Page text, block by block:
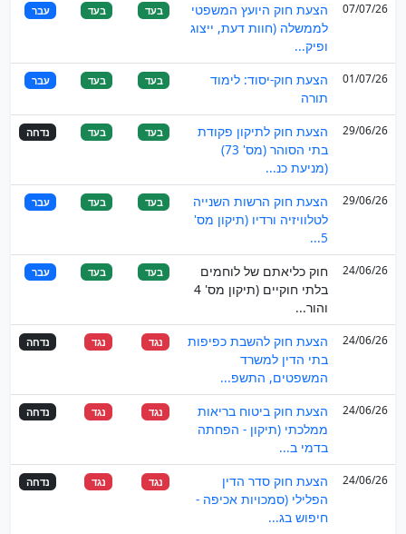
07/07/26
הצעת חוק היועץ המשפטי
לממשלה (חוות דעת, ייצוג
ופיק...
בעד בעד עבר
01/07/26
הצעת חוק-יסוד: לימוד
תורה
בעד בעד עבר
29/06/26
הצעת חוק לתיקון פקודת
בתי הסוהר (מס' 73)
(מניעת כנ...
בעד בעד נדחה
29/06/26
הצעת חוק הרשות השנייה
לטלוויזיה ורדיו (תיקון מס'
5...
בעד בעד עבר
24/06/26
חוק כליאתם של לוחמים
בלתי חוקיים (תיקון מס' 4
והור...
בעד בעד עבר
24/06/26
הצעת חוק להשבת כפיפות
בתי הדין למשרד
המשפטים, התשפ...
נגד נגד נדחה
24/06/26
הצעת חוק ביטוח בריאות
ממלכתי (תיקון - הפחתה
בדמי ב...
נגד נגד נדחה
24/06/26
הצעת חוק סדר הדין
הפלילי (סמכויות אכיפה -
חיפוש בג...
נגד נגד נדחה